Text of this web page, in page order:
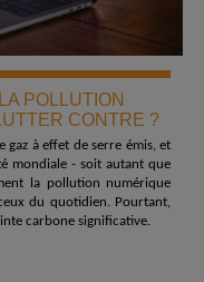
POLLUTION
CONTRE ?
gaz à effet de serre émis, et
mondiale - soit autant que
la pollution numérique
du quotidien. Pourtant,
carbone significative.